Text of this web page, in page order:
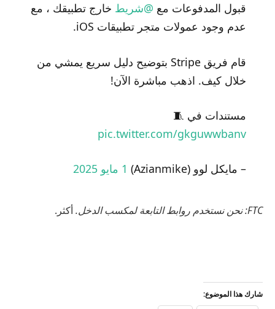
قبول المدفوعات مع @شريط خارج تطبيقك ، مع
عدم وجود عمولات متجر تطبيقات iOS.
قام فريق Stripe بتوضيح دليل سريع يمشي من
خلال كيف. اذهب مباشرة الآن!
مستندات في 🧵
pic.twitter.com/gkguwwbanv
– مايكل لوو (Azianmike) 1 مايو 2025
FTC: نحن نستخدم روابط التابعة لمكسب الدخل. أكثر.
شارك هذا الموضوع: